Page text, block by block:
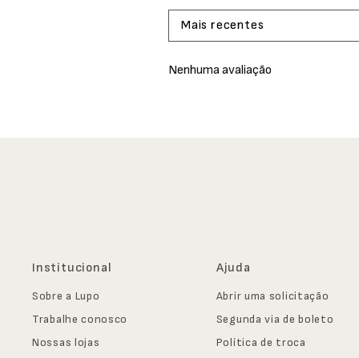
Mais recentes
Nenhuma avaliação
Institucional
Sobre a Lupo
Trabalhe conosco
Nossas lojas
Ajuda
Abrir uma solicitação
Segunda via de boleto
Política de troca